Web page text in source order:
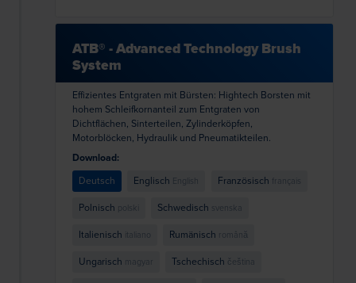
ATB® - Advanced Technology Brush
System
Effizientes Entgraten mit Bürsten: Hightech Borsten mit
hohem Schleifkornanteil zum Entgraten von
Dichtflächen, Sinterteilen, Zylinderköpfen,
Motorblöcken, Hydraulik und Pneumatikteilen.
Download:
Deutsch
Englisch English Französisch français
Polnisch polski Schwedisch svenska
Italienisch italiano Rumänisch română
Ungarisch magyar Tschechisch čeština